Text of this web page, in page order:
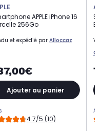
APPLE iPhone 16
256Go
et expédié par Alloccaz
Ajouter au panier
4.7/5 (10)